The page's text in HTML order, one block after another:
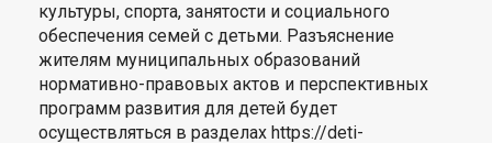
культуры, спорта, занятости и социального
обеспечения семей с детьми. Разъяснение
жителям муниципальных образований
нормативно-правовых актов и перспективных
программ развития для детей будет
осуществляться в разделах https://deti-